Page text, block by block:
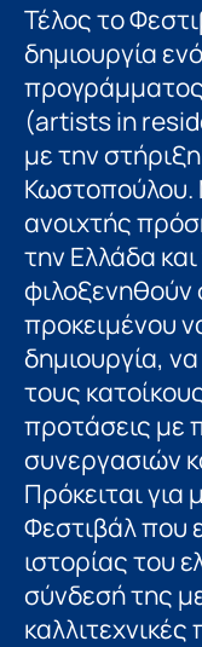
Τέλος το
δημιουργία
προγράμματος
(artists in
με την
ανοιχτής
την Ελλάδα
φιλοξενηθούν
προκειμένου
δημιουργία,
τους
προτάσεις με
συνεργασιών
Πρόκειται για
Φεστιβάλ που
ιστορίας του
σύνδεσή της
καλλιτεχνικές